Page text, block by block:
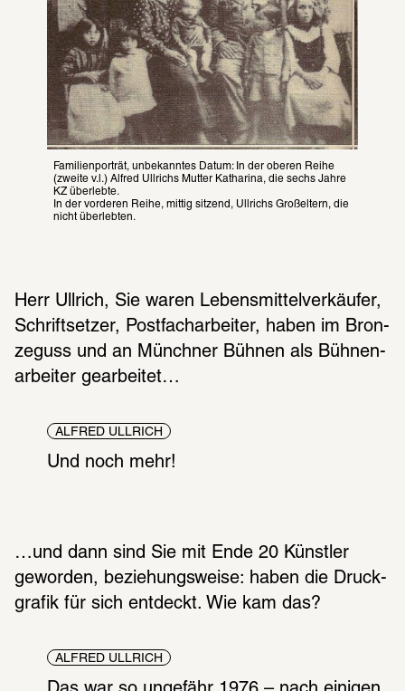
Familienporträt, unbekanntes Datum: In der oberen Reihe
(zweite v.l.) Alfred Ullrichs Mutter Katharina, die sechs Jahre
KZ überlebte.
In der vorderen Reihe, mittig sitzend, Ullrichs Großeltern, die
nicht überlebten.
Herr Ullrich, Sie waren Lebens­mit­tel­ver­käu­fer,
Schrift­set­zer, Post­fach­ar­bei­ter, haben im Bron­
ze­guss und an Münch­ner Bühnen als Bühnen­
ar­bei­ter gear­bei­tet…
ALFRED ULLRICH
Und noch mehr!
…und dann sind Sie mit Ende 20 Künst­ler
gewor­den, bezie­hungs­weise: haben die Druck­
gra­fik für sich entdeckt. Wie kam das?
ALFRED ULLRICH